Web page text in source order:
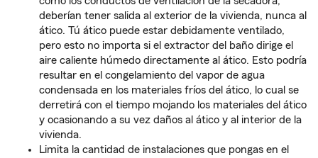
deberían tener salida al exterior de la vivienda, nunca al
ático. Tú ático puede estar debidamente ventilado,
pero esto no importa si el extractor del baño dirige el
aire caliente húmedo directamente al ático. Esto podría
resultar en el congelamiento del vapor de agua
condensada en los materiales fríos del ático, lo cual se
derretirá con el tiempo mojando los materiales del ático
y ocasionando a su vez daños al ático y al interior de la
vivienda.
Limita la cantidad de instalaciones que pongas en el